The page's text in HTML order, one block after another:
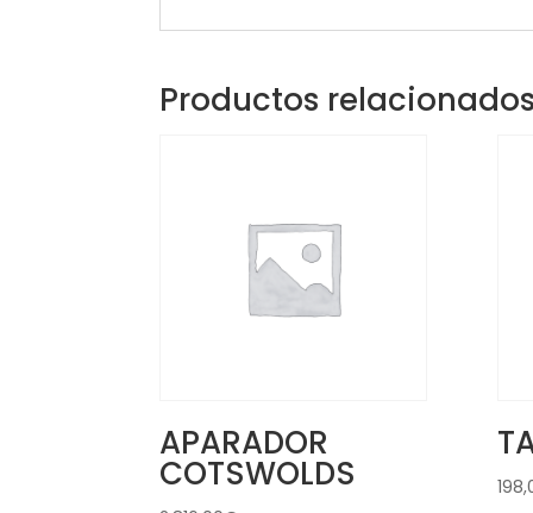
Productos relacionados
APARADOR
COTSWOLDS